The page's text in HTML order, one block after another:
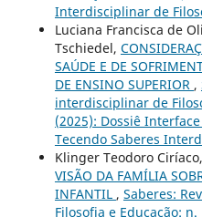
Interdisciplinar de
Luciana Francisca de
Tschiedel,
SAÚDE E DE
DE ENSINO SUPERIOR ,
interdisciplinar de
(2025): Dossiê
Tecendo Saberes
Klinger Teodoro
VISÃO DA FAMÍLIA
INFANTIL , Saberes:
Filosofia e Educação: